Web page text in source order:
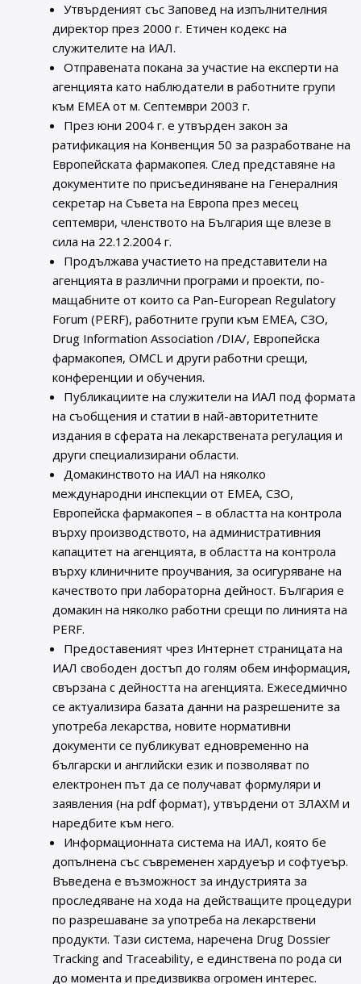
Утвърденият със Заповед на изпълнителния
директор през 2000 г. Етичен кодекс на
служителите на ИАЛ.
Отправената покана за участие на експерти на
агенцията като наблюдатели в работните групи
към ЕМЕА от м. Септември 2003 г.
През юни 2004 г. е утвърден закон за
ратификация на Конвенция 50 за разработване на
Европейската фармакопея. След представяне на
документите по присъединяване на Генералния
секретар на Съвета на Европа през месец
септември, членството на България ще влезе в
сила на 22.12.2004 г.
Продължава участието на представители на
агенцията в различни програми и проекти, по-
мащабните от които са Pan-European Regulatory
Forum (PERF), работните групи към ЕМЕА, СЗО,
Drug Information Association /DIA/, Европейска
фармакопея, OMCL и други работни срещи,
конференции и обучения.
Публикациите на служители на ИАЛ под формата
на съобщения и статии в най-авторитетните
издания в сферата на лекарствената регулация и
други специализирани области.
Домакинството на ИАЛ на няколко
международни инспекции от ЕМЕА, СЗО,
Европейска фармакопея – в областта на контрола
върху производството, на административния
капацитет на агенцията, в областта на контрола
върху клиничните проучвания, за осигуряване на
качеството при лабораторна дейност. България е
домакин на няколко работни срещи по линията на
PERF.
Предоставеният чрез Интернет страницата на
ИАЛ свободен достъп до голям обем информация,
свързана с дейността на агенцията. Ежеседмично
се актуализира базата данни на разрешените за
употреба лекарства, новите нормативни
документи се публикуват едновременно на
български и английски език и позволяват по
електронен път да се получават формуляри и
заявления (на pdf формат), утвърдени от ЗЛАХМ и
наредбите към него.
Информационната система на ИАЛ, която бе
допълнена със съвременен хардуеър и софтуеър.
Въведена е възможност за индустрията за
проследяване на хода на действащите процедури
по разрешаване за употреба на лекарствени
продукти. Тази система, наречена Drug Dossier
Tracking and Traceability, е единствена по рода си
до момента и предизвиква огромен интерес.